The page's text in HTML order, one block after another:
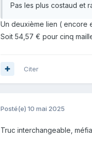
Pas les plus costaud et
Un deuxième lien ( encore
Soit 54,57 € pour cinq
Citer
Posté(e) 10 mai 2025
Truc interchangeable,